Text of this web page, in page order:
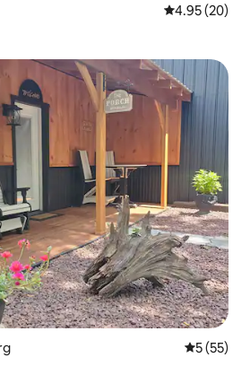
平均评分
4.95 (20)
平均评分
5 (55)